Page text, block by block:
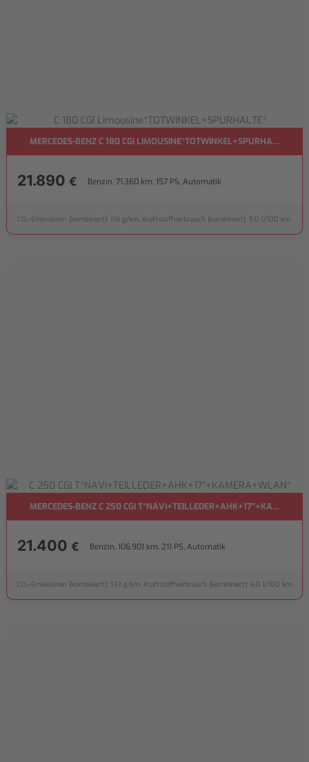
MERCEDES-BENZ C 180 CGI LIMOUSINE*TOTWINKEL+SPURHALTE*
21.890 € Benzin, 71.360 km, 157 PS, Automatik
CO₂-Emissionen (kombiniert): 116 g/km, Kraftstoffverbrauch (kombiniert): 5,0 l/100 km
MERCEDES-BENZ C 250 CGI
21.400 € Benzin, 106.901 km, 211 PS, Automatik
CO₂-Emissionen (kombiniert): 133 g/km, Kraftstoffverbrauch (kombiniert): 6,0 l/100 km